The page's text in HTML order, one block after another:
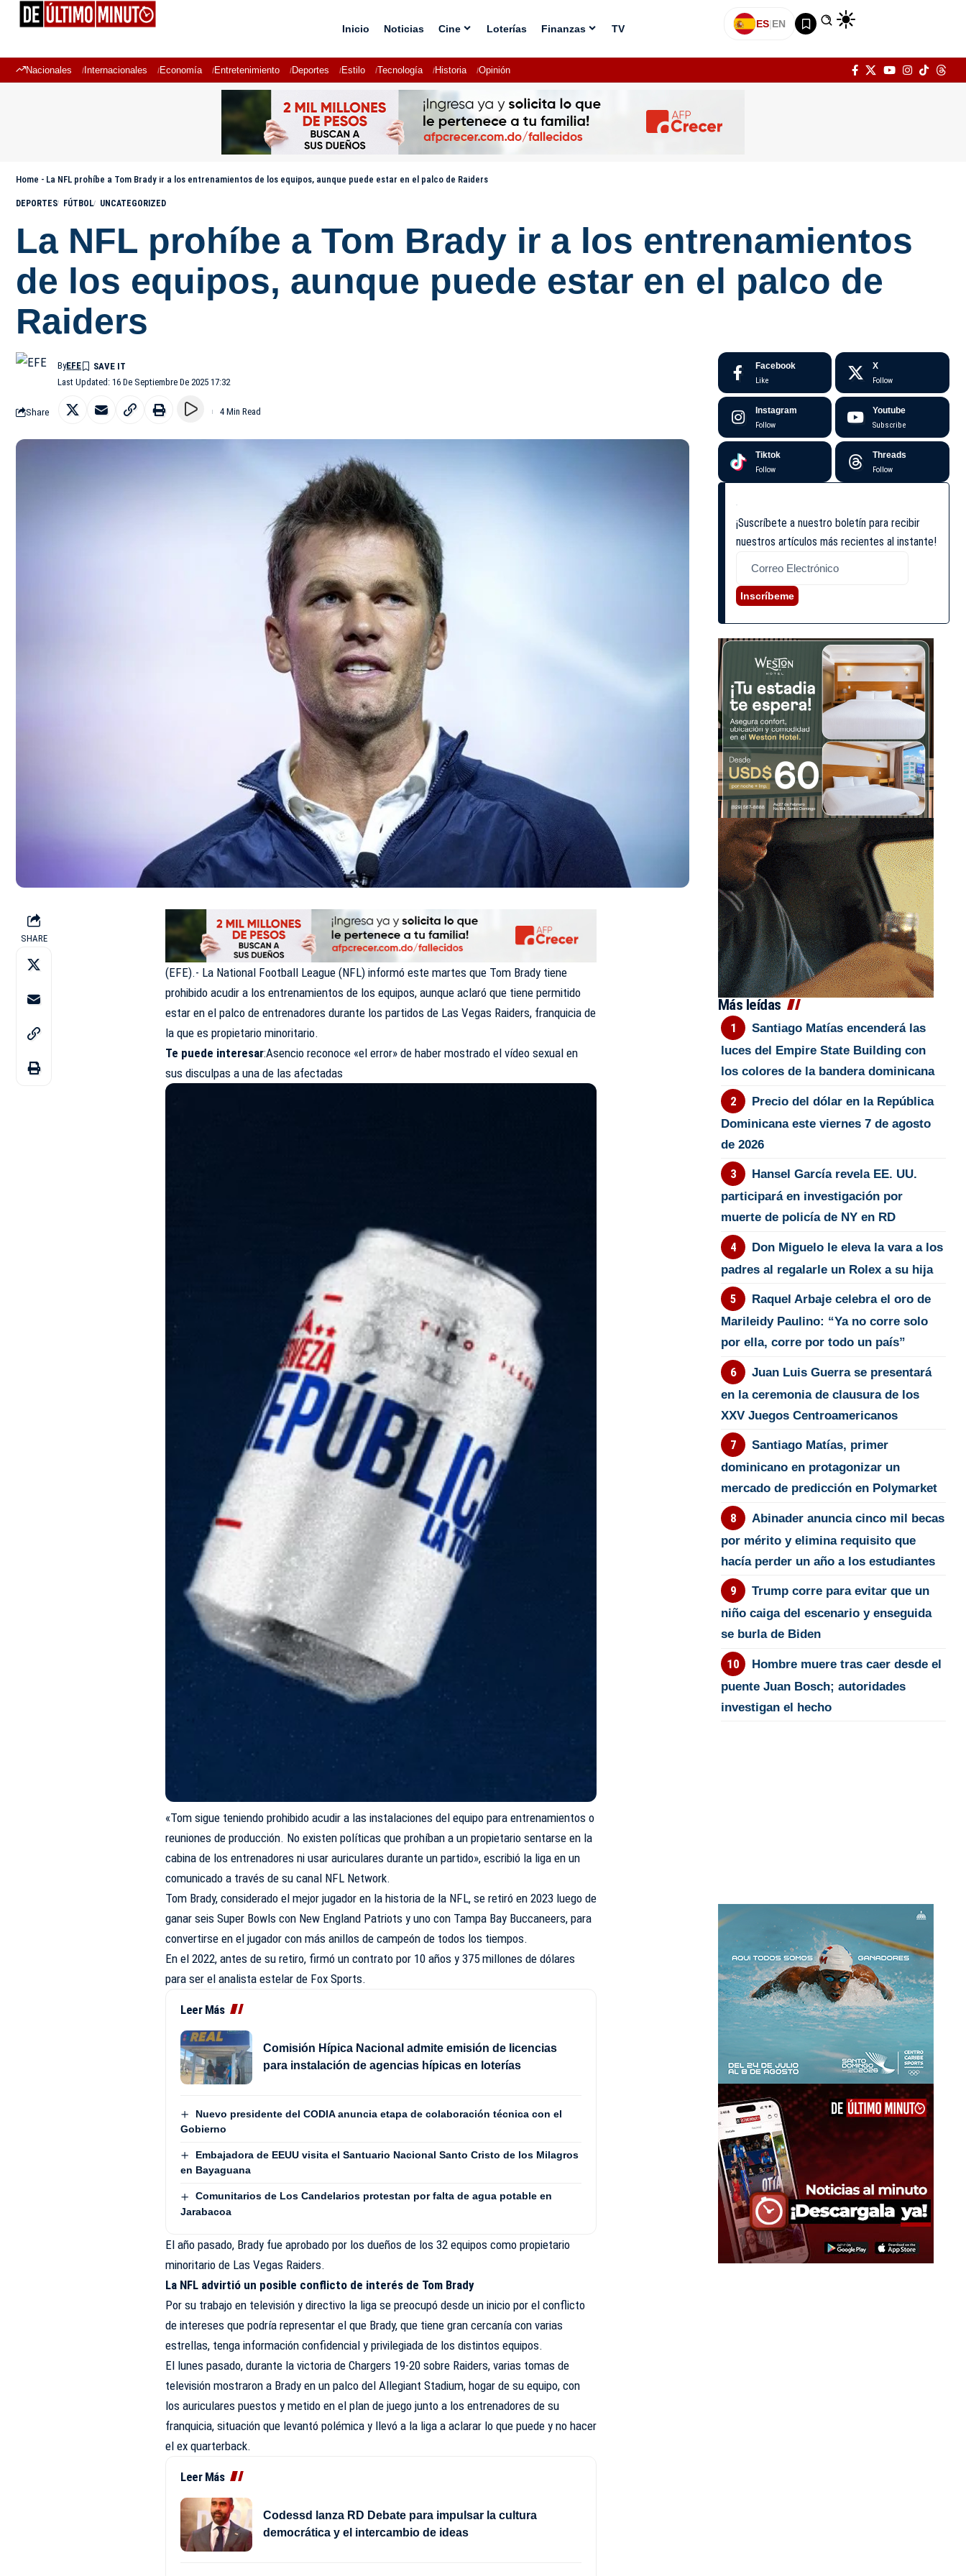
Inicio Noticias Cine Loterías Finanzas TV ES|EN
Nacionales Internacionales Economía Entretenimiento Deportes Estilo Tecnología Historia Opinión
Home - La NFL prohíbe a Tom Brady ir a los entrenamientos de los equipos, aunque puede estar en el palco de Raiders
DEPORTES FÚTBOL UNCATEGORIZED
La NFL prohíbe a Tom Brady ir a los entrenamientos
de los equipos, aunque puede estar en el palco de
Raiders
Last Updated: 16 De Septiembre De 2025 17:32
ByEFE
Share 4 Min Read
SHARE
(EFE).- La National Football League (NFL) informó este martes que Tom Brady tiene
prohibido acudir a los entrenamientos de los equipos, aunque aclaró que tiene permitido
estar en el palco de entrenadores durante los partidos de Las Vegas Raiders, franquicia de
la que es propietario minoritario.
Te puede interesar:Asencio reconoce «el error» de haber mostrado el vídeo sexual en
sus disculpas a una de las afectadas
«Tom sigue teniendo prohibido acudir a las instalaciones del equipo para entrenamientos o
reuniones de producción. No existen políticas que prohíban a un propietario sentarse en la
cabina de los entrenadores ni usar auriculares durante un partido», escribió la liga en un
comunicado a través de su canal NFL Network.
Tom Brady, considerado el mejor jugador en la historia de la NFL, se retiró en 2023 luego de
ganar seis Super Bowls con New England Patriots y uno con Tampa Bay Buccaneers, para
convertirse en el jugador con más anillos de campeón de todos los tiempos.
En el 2022, antes de su retiro, firmó un contrato por 10 años y 375 millones de dólares
para ser el analista estelar de Fox Sports.
Leer Más
Comisión Hípica Nacional admite emisión de licencias
para instalación de agencias hípicas en loterías
Nuevo presidente del CODIA anuncia etapa de colaboración técnica con el
Gobierno
Embajadora de EEUU visita el Santuario Nacional Santo Cristo de los Milagros
en Bayaguana
Comunitarios de Los Candelarios protestan por falta de agua potable en
Jarabacoa
El año pasado, Brady fue aprobado por los dueños de los 32 equipos como propietario
minoritario de Las Vegas Raiders.
La NFL advirtió un posible conflicto de interés de Tom Brady
Por su trabajo en televisión y directivo la liga se preocupó desde un inicio por el conflicto
de intereses que podría representar el que Brady, que tiene gran cercanía con varias
estrellas, tenga información confidencial y privilegiada de los distintos equipos.
El lunes pasado, durante la victoria de Chargers 19-20 sobre Raiders, varias tomas de
televisión mostraron a Brady en un palco del Allegiant Stadium, hogar de su equipo, con
los auriculares puestos y metido en el plan de juego junto a los entrenadores de su
franquicia, situación que levantó polémica y llevó a la liga a aclarar lo que puede y no hacer
el ex quarterback.
Leer Más
Codessd lanza RD Debate para impulsar la cultura
democrática y el intercambio de ideas
Facebook
Like
X
Follow
Instagram
Follow
Youtube
Subscribe
Tiktok
Follow
Threads
Follow
¡Suscríbete a nuestro boletín para recibir
nuestros artículos más recientes al instante!
Inscríbeme
Más leídas
Santiago Matías encenderá las
luces del Empire State Building con
los colores de la bandera dominicana
Precio del dólar en la República
Dominicana este viernes 7 de agosto
de 2026
Hansel García revela EE. UU.
participará en investigación por
muerte de policía de NY en RD
Don Miguelo le eleva la vara a los
padres al regalarle un Rolex a su hija
Raquel Arbaje celebra el oro de
Marileidy Paulino: “Ya no corre solo
por ella, corre por todo un país”
Juan Luis Guerra se presentará
en la ceremonia de clausura de los
XXV Juegos Centroamericanos
Santiago Matías, primer
dominicano en protagonizar un
mercado de predicción en Polymarket
Abinader anuncia cinco mil becas
por mérito y elimina requisito que
hacía perder un año a los estudiantes
Trump corre para evitar que un
niño caiga del escenario y enseguida
se burla de Biden
Hombre muere tras caer desde el
puente Juan Bosch; autoridades
investigan el hecho